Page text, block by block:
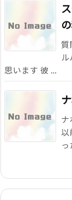
質
思います 彼 ...
以